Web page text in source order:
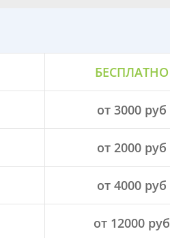
БЕСПЛАТНО
от 3000 руб
от 2000 руб
от 4000 руб
от 12000 руб